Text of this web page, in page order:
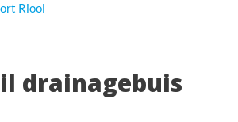
Riool
drainagebuis